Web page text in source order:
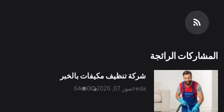
المشاركات الرائجة
شركة تنظيف مكيفات بالخبر
redaتموز 07, 2026 0
64